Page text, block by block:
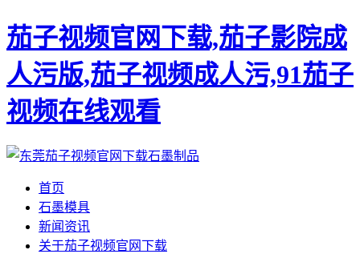
茄子视频官网下载,茄子影院成
人污版,茄子视频成人污,91茄子
视频在线观看
首页
石墨模具
新闻资讯
关于茄子视频官网下载